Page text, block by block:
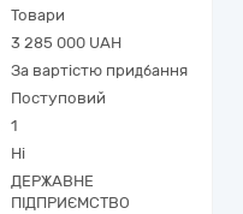
Товари
3 285 000 UAH
За вартістю придбання
Поступовий
1
Ні
ДЕРЖАВНЕ
ПІДПРИЄМСТВО